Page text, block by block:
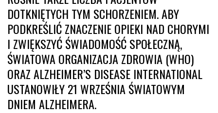
DOTKNIĘTYCH TYM SCHORZENIEM. ABY
PODKREŚLIĆ ZNACZENIE OPIEKI NAD CHORYMI
I ZWIĘKSZYĆ ŚWIADOMOŚĆ SPOŁECZNĄ,
ŚWIATOWA ORGANIZACJA ZDROWIA (WHO)
ORAZ ALZHEIMER’S DISEASE INTERNATIONAL
USTANOWIŁY 21 WRZEŚNIA ŚWIATOWYM
DNIEM ALZHEIMERA.